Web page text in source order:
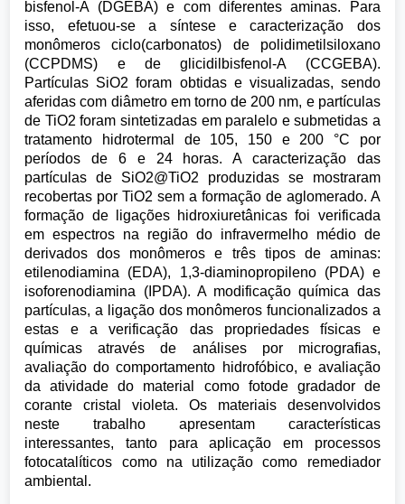
bisfenol-A (DGEBA) e com diferentes aminas. Para
isso, efetuou-se a síntese e caracterização dos
monômeros ciclo(carbonatos) de polidimetilsiloxano
(CCPDMS) e de glicidilbisfenol-A (CCGEBA).
Partículas SiO2 foram obtidas e visualizadas, sendo
aferidas com diâmetro em torno de 200 nm, e partículas
de TiO2 foram sintetizadas em paralelo e submetidas a
tratamento hidrotermal de 105, 150 e 200 °C por
períodos de 6 e 24 horas. A caracterização das
partículas de SiO2@TiO2 produzidas se mostraram
recobertas por TiO2 sem a formação de aglomerado. A
formação de ligações hidroxiuretânicas foi verificada
em espectros na região do infravermelho médio de
derivados dos monômeros e três tipos de aminas:
etilenodiamina (EDA), 1,3-diaminopropileno (PDA) e
isoforenodiamina (IPDA). A modificação química das
partículas, a ligação dos monômeros funcionalizados a
estas e a verificação das propriedades físicas e
químicas através de análises por micrografias,
avaliação do comportamento hidrofóbico, e avaliação
da atividade do material como fotode gradador de
corante cristal violeta. Os materiais desenvolvidos
neste trabalho apresentam características
interessantes, tanto para aplicação em processos
fotocatalíticos como na utilização como remediador
ambiental.